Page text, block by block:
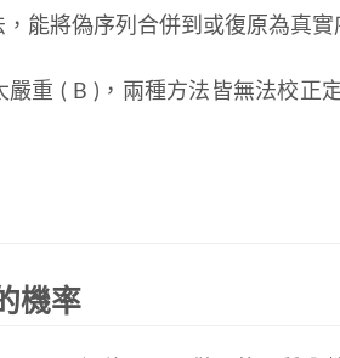
能將偽序列合併到或復原為真實
重 ( B )，兩種方法皆無法校正
機率